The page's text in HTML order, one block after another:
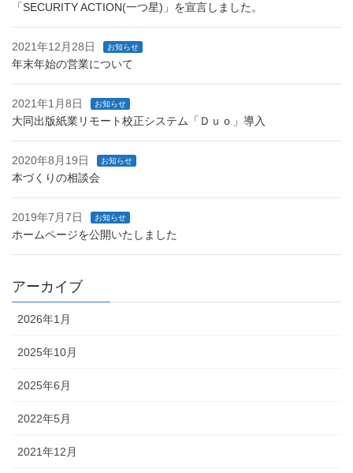
「SECURITY ACTION(一つ星)」を宣言しました。
2021年12月28日 お知らせ
年末年始の営業について
2021年1月8日 お知らせ
大同出版紙業リモート校正システム「Ｄｕｏ」導入
2020年8月19日 お知らせ
本づくりの相談会
2019年7月7日 お知らせ
ホームページを公開いたしました
アーカイブ
2026年1月
2025年10月
2025年6月
2022年5月
2021年12月